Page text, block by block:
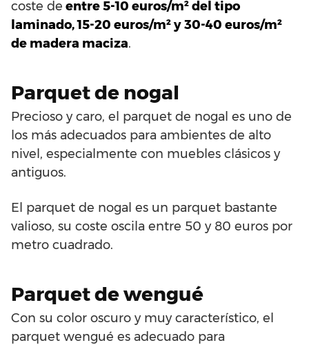
coste de entre 5-10 euros/m² del tipo
laminado, 15-20 euros/m² y 30-40 euros/m²
de madera maciza.
Parquet de nogal
Precioso y caro, el parquet de nogal es uno de
los más adecuados para ambientes de alto
nivel, especialmente con muebles clásicos y
antiguos.
El parquet de nogal es un parquet bastante
valioso, su coste oscila entre 50 y 80 euros por
metro cuadrado.
Parquet de wengué
Con su color oscuro y muy característico, el
parquet wengué es adecuado para